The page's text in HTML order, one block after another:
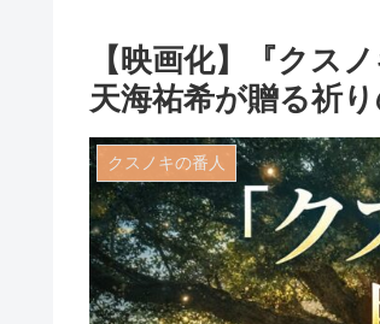
【映画化】『クス
天海祐希が贈る祈
クスノキの番人